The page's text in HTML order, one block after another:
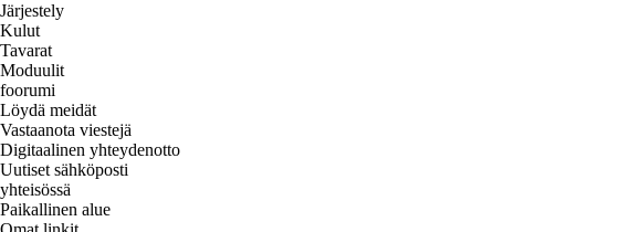
Järjestely
Kulut
Tavarat
Moduulit
foorumi
Löydä meidät
Vastaanota viestejä
Digitaalinen yhteydenotto
Uutiset sähköposti
yhteisössä
Paikallinen alue